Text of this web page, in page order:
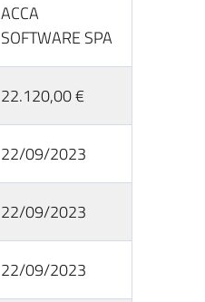
ACCA
SOFTWARE SPA
22.120,00 €
22/09/2023
22/09/2023
22/09/2023